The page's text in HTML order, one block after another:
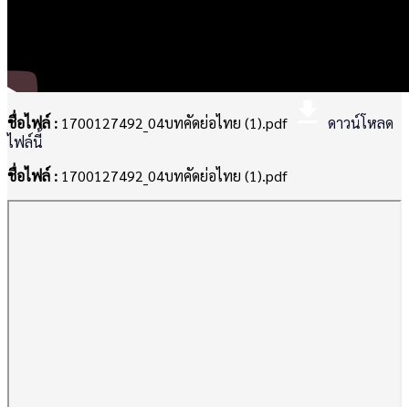
ชื่อไฟล์ : 1700127492_04บทคัดย่อไทย (1).pdf
ดาวน์โหลด
ไฟล์นี้
ชื่อไฟล์ : 1700127492_04บทคัดย่อไทย (1).pdf